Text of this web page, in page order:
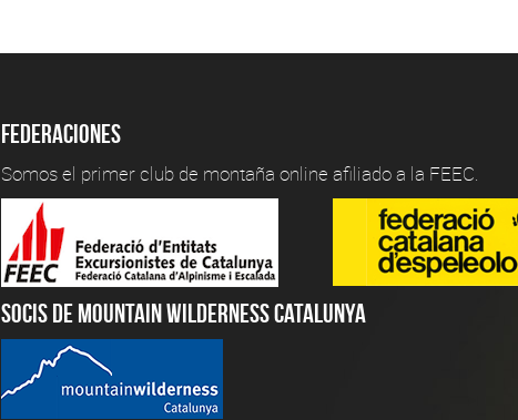
Federaciones
Somos el primer club de montaña online afiliado a la FEEC.
Socis de Mountain Wilderness Catalunya